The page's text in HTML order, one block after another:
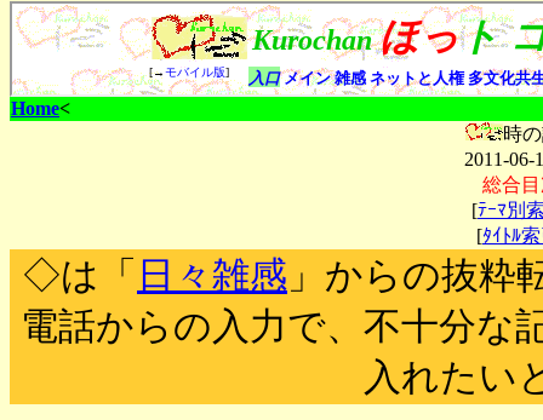
Home<
時
2011-06-
総合
[ﾃｰﾏ別
[ﾀｲﾄﾙ
◇は「 日々雑感 」からの抜粋
電話からの入力で、不十分
入れたい